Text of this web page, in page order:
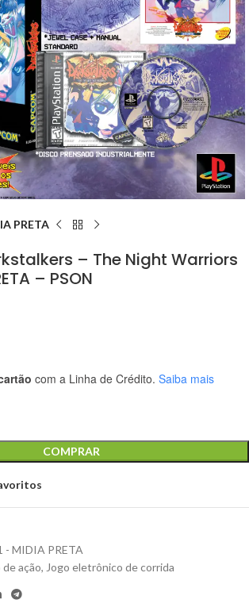
PRETA
– The Night Warriors
– PSON
com a Linha de Crédito. Saiba mais
COMPRAR
- MIDIA PRETA
ação, Jogo eletrônico de corrida